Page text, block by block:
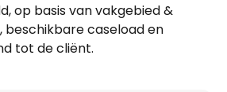
op basis van vakgebied &
beschikbare caseload en
tot de cliënt.